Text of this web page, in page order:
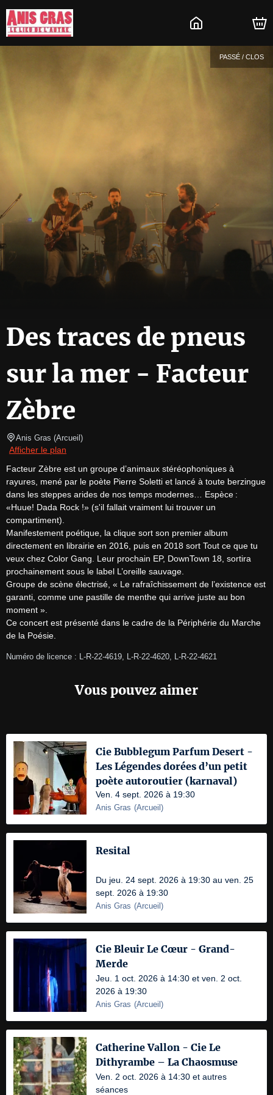
PASSÉ / CLOS
Des traces de pneus
sur la mer - Facteur
Zèbre
Anis Gras (Arcueil )
Afficher le plan
Facteur Zèbre est un groupe d’animaux stéréophoniques à
rayures, mené par le poète Pierre Soletti et lancé à toute berzingue
dans les steppes arides de nos temps modernes… Espèce :
«Huue! Dada Rock !» (s'il fallait vraiment lui trouver un
compartiment).
Manifestement poétique, la clique sort son premier album
directement en librairie en 2016, puis en 2018 sort Tout ce que tu
veux chez Color Gang. Leur prochain EP, DownTown 18, sortira
prochainement sous le label L’oreille sauvage.
Groupe de scène électrisé, « Le rafraîchissement de l’existence est
garanti, comme une pastille de menthe qui arrive juste au bon
moment ».
Ce concert est présenté dans le cadre de la Périphérie du Marche
de la Poésie.
Numéro de licence : L-R-22-4619, L-R-22-4620, L-R-22-4621
Vous pouvez aimer
Cie Bubblegum Parfum Desert -
Les Légendes dorées d’un petit
poète autoroutier (karnaval)
Ven. 4 sept. 2026 à 19:30
Anis Gras (Arcueil )
Resital
Du jeu. 24 sept. 2026 à 19:30 au ven. 25
sept. 2026 à 19:30
Anis Gras (Arcueil )
Cie Bleuir Le Cœur - Grand-
Merde
Jeu. 1 oct. 2026 à 14:30 et ven. 2 oct.
2026 à 19:30
Anis Gras (Arcueil )
Catherine Vallon - Cie Le
Dithyrambe – La Chaosmuse
Ven. 2 oct. 2026 à 14:30 et autres
séances